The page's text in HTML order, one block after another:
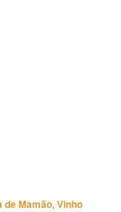
de Mamão, Vinho